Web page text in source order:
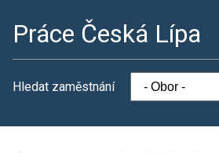
Práce Česká Lípa
Hledat zaměstnání